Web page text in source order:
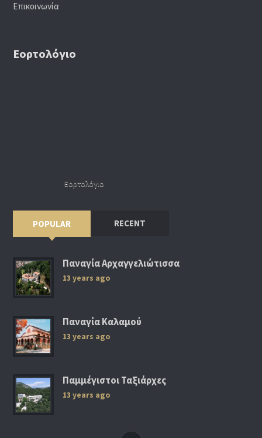
Επικοινωνία
Εορτολόγιο
Εορτολόγιο
POPULAR RECENT
Παναγία Αρχαγγελιώτισσα
13 years ago
Παναγία Καλαμού
13 years ago
Παμμέγιστοι Ταξιάρχες
13 years ago